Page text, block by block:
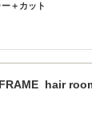
＋カット
FRAME hair